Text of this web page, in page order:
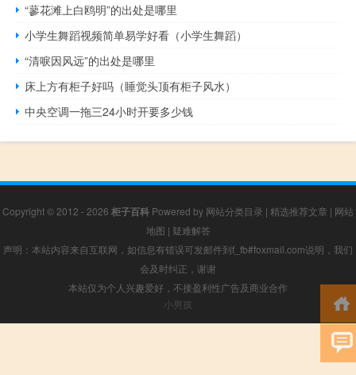
“蓼花滩上白鸥明”的出处是哪里
小学生舞蹈视频简单易学好看（小学生舞蹈）
“清唳因风远”的出处是哪里
床上方有柜子好吗（睡觉头顶有柜子风水）
中央空调一拖三24小时开要多少钱
Copyright © 2012 - 2026 柜子百科 Powered by 网站分类目录 | 精选推荐文章 | 网站
地图 | 疑难解答
声明：本站内容来自互联网，如信息有错误可发邮件到f_fb#foxmail.com说明，我们
会及时纠正，谢谢
本站仅为个人兴趣爱好，不接盈利性广告及商业合作
小男孩